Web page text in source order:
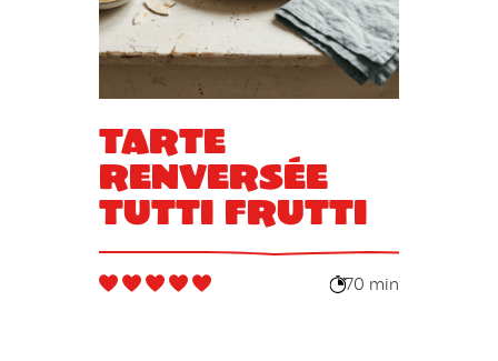
Tarte
renversée
tutti frutti
70 min